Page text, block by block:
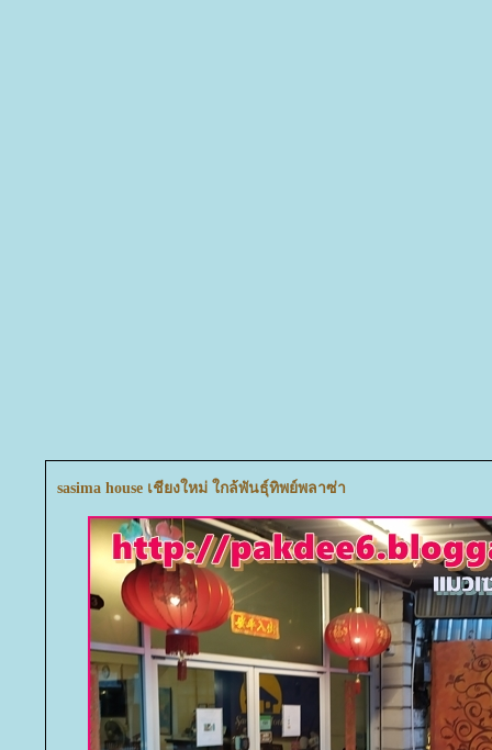
sasima house เชียงใหม่ ใกล้พันธุ์ทิพย์พลาซ่า